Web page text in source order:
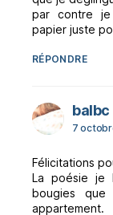
par contre
papier juste
RÉPONDRE
balbc
7
Félicitations
La poésie je
bougies
appartement.